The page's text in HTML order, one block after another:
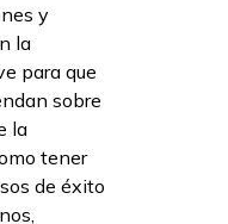
y
la
para que
sobre
la
tener
de éxito